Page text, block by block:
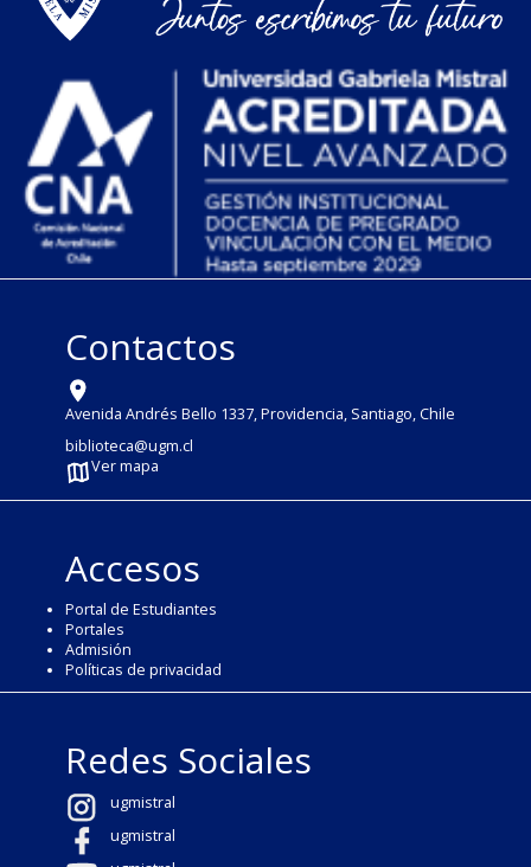
Contactos
Avenida Andrés Bello 1337, Providencia, Santiago, Chile
biblioteca@ugm.cl
Ver mapa
Accesos
Portal de Estudiantes
Portales
Admisión
Políticas de privacidad
Redes Sociales
ugmistral
ugmistral